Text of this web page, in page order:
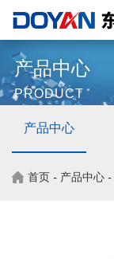
产品中心
PRODUCT
产品中心
首页 - 产品中心 -